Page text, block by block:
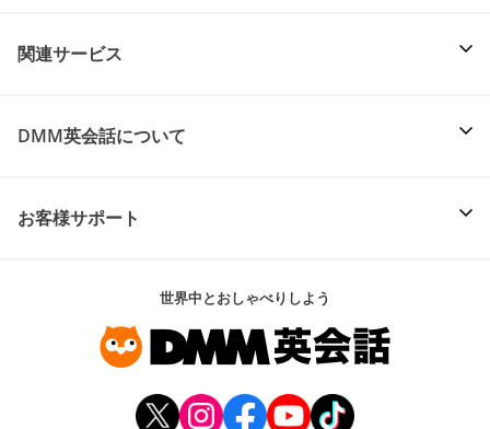
関連サービス
DMM英会話について
お客様サポート
世界中とおしゃべりしよう